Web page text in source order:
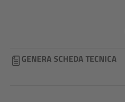
GENERA SCHEDA TECNICA